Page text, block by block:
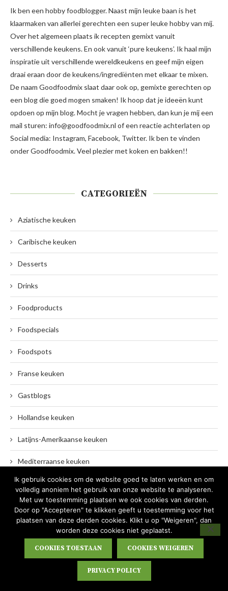
Ik ben een hobby foodblogger. Naast mijn leuke baan is het
klaarmaken van allerlei gerechten een super leuke hobby van mij.
Over het algemeen plaats ik recepten gemixt vanuit
verschillende keukens. En ook vanuit ‘pure keukens’. Ik haal mijn
inspiratie uit verschillende wereldkeukens en geef mijn eigen
draai eraan door de keukens/ingrediënten met elkaar te mixen.
De naam Goodfoodmix slaat daar ook op, gemixte gerechten op
een blog die goed mogen smaken! Ik hoop dat je ideeën kunt
opdoen op mijn blog. Mocht je vragen hebben, dan kun je mij een
mail sturen: info@goodfoodmix.nl of een reactie achterlaten op
Social media: Instagram, Facebook, Twitter. Ik ben te vinden
onder Goodfoodmix. Veel plezier met koken en bakken!!
CATEGORIEËN
Aziatische keuken
Caribische keuken
Desserts
Drinks
Foodproducts
Foodspecials
Foodspots
Franse keuken
Gastblogs
Hollandse keuken
Latijns-Amerikaanse keuken
Mediterraanse keuken
Party Food
Recepten
Surinaamse keuken
Ik gebruik cookies om de website goed te laten werken en om
volledig anoniem het gebruik van onze website te analyseren.
Met uw toestemming plaatsen we ook cookies van derden.
Door op "Accepteren" te klikken geeft u toestemming voor het
plaatsen van deze derden cookies. Klikt u op "Weigeren", dan
worden deze cookies niet geplaatst.
COOKIES TOESTAAN COOKIES WEIGEREN
PRIVACY POLICY